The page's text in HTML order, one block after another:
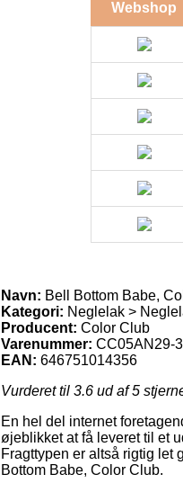
Webshop
Navn: Bell Bottom Babe,
Kategori: Neglelak >
Producent: Color Club
Varenummer: CC05AN29-
EAN: 646751014356
Vurderet til 3.6 ud af 5
En hel del internet
øjeblikket at få leveret til et
Fragttypen er altså rigtig let
Bottom Babe, Color Club.